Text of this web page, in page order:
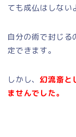
ても成仏はしない
自分の術で封じ
定できます。
しかし、幻流斎と
ませんでした。